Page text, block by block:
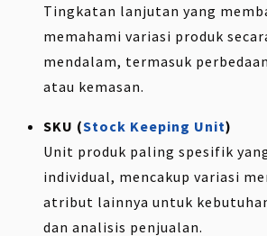
Tingkatan lanjutan yang
memahami variasi produk
mendalam, termasuk
atau kemasan.
SKU (Stock Keeping Unit)
Unit produk paling spesifik
individual, mencakup variasi
atribut lainnya untuk
dan analisis penjualan.